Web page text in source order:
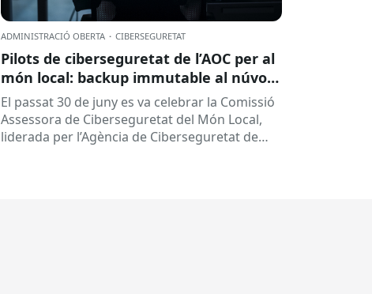
ADMINISTRACIÓ OBERTA · CIBERSEGURETAT
Pilots de ciberseguretat de l’AOC per al
món local: backup immutable al núvol i
altres
El passat 30 de juny es va celebrar la Comissió
Assessora de Ciberseguretat del Món Local,
liderada per l’Agència de Ciberseguretat de